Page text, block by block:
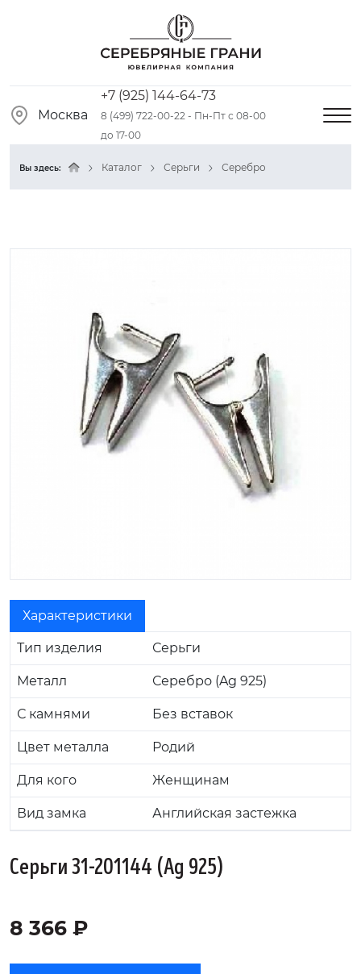
Москва
+7 (925) 144-64-73
8 (499) 722-00-22 - Пн-Пт с 08-00
до 17-00
Вы здесь: Каталог Серьги Серебро
Характеристики
Тип изделия Серьги
Металл Серебро (Ag 925)
С камнями Без вставок
Цвет металла Родий
Для кого Женщинам
Вид замка Английская застежка
Серьги 31-201144 (Ag 925)
8 366 ₽